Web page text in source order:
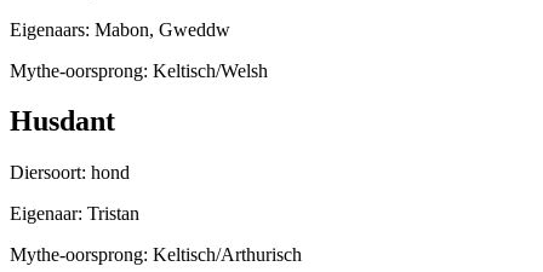
Eigenaars: Mabon, Gweddw
Mythe-oorsprong: Keltisch/Welsh
Husdant
Diersoort: hond
Eigenaar: Tristan
Mythe-oorsprong: Keltisch/Arthurisch